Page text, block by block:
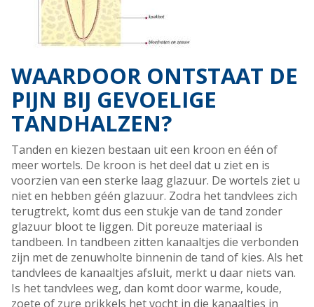
WAARDOOR ONTSTAAT DE
PIJN BIJ GEVOELIGE
TANDHALZEN?
Tanden en kiezen bestaan uit een kroon en één of
meer wortels. De kroon is het deel dat u ziet en is
voorzien van een sterke laag glazuur. De wortels ziet u
niet en hebben géén glazuur. Zodra het tandvlees zich
terugtrekt, komt dus een stukje van de tand zonder
glazuur bloot te liggen. Dit poreuze materiaal is
tandbeen. In tandbeen zitten kanaaltjes die verbonden
zijn met de zenuwholte binnenin de tand of kies. Als het
tandvlees de kanaaltjes afsluit, merkt u daar niets van.
Is het tandvlees weg, dan komt door warme, koude,
zoete of zure prikkels het vocht in die kanaaltjes in